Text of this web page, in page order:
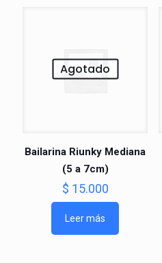
Agotado
Bailarina Riunky Mediana
(5 a 7cm)
$ 15.000
Leer más